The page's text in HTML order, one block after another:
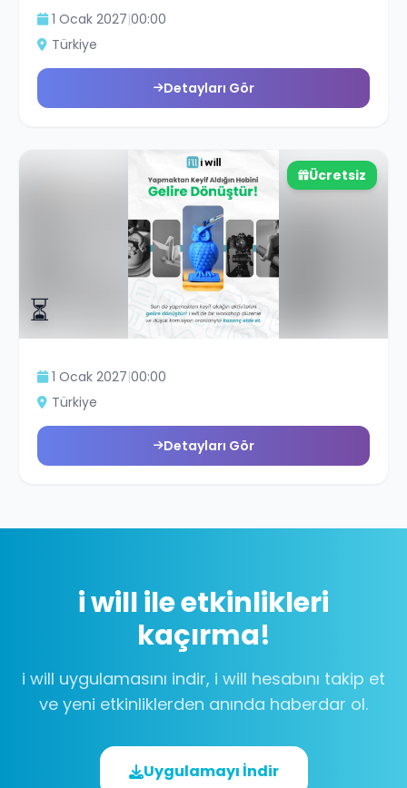
1 Ocak 2027|00:00
Türkiye
Detayları Gör
Ücretsiz
⏳
1 Ocak 2027|00:00
Türkiye
Detayları Gör
i willile etkinlikleri
kaçırma!
i will uygulamasını indir, i will hesabını takip et
ve yeni etkinliklerden anında haberdar ol.
Uygulamayı İndir